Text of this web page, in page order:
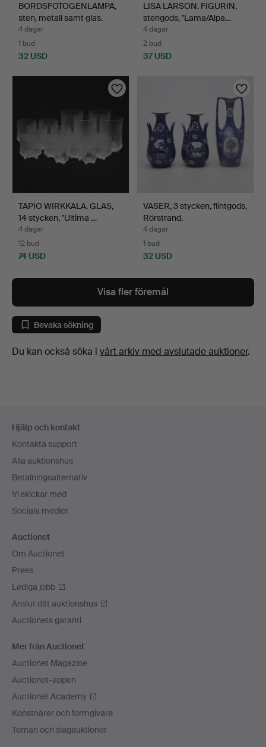
BORDSFOTOGENLAMPA,
sten, metall samt glas.
4 dagar
1 bud
32 USD
LISA LARSON. FIGURIN,
stengods, "Lama/Alpa…
4 dagar
2 bud
37 USD
TAPIO WIRKKALA. GLAS,
14 stycken, "Ultima …
4 dagar
12 bud
74 USD
VASER, 3 stycken, flintgods,
Rörstrand.
4 dagar
1 bud
32 USD
Visa fler föremål
Bevaka sökning
Du kan också söka i vårt arkiv med avslutade auktioner.
Hjälp och kontakt
Kontakta support
Alla auktionshus
Betalningsalternativ
Vi skickar med
Sociala medier
Auctionet
Om Auctionet
Press
Lediga jobb
Anslut ditt auktionshus
Auctionets garanti
Mer från Auctionet
Auctionet Magazine
Auctionet-appen
Auctionet Academy
Konstnärer och formgivare
Teman och slagauktioner